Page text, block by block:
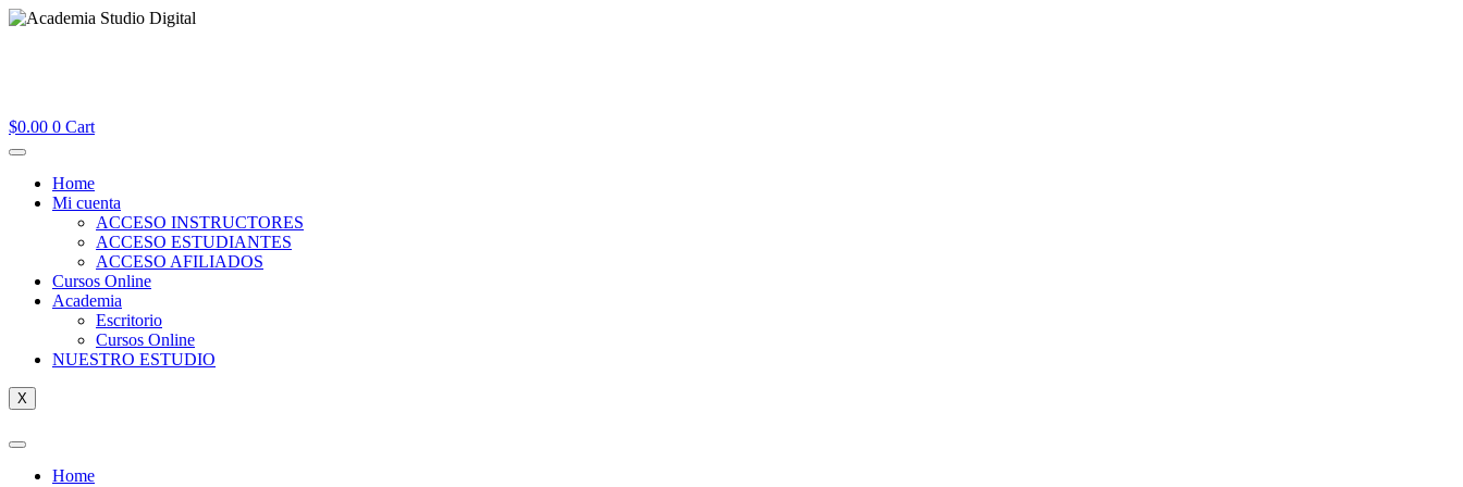
$0.00 0 Cart
Home
Mi cuenta
ACCESO INSTRUCTORES
ACCESO ESTUDIANTES
ACCESO AFILIADOS
Cursos Online
Academia
Escritorio
Cursos Online
NUESTRO ESTUDIO
X
Home